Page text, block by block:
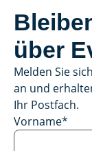
über
Melden Sie
an und
Ihr Postfach.
Vorname*